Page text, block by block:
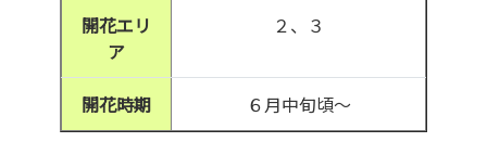
開花エリ
ア
２、３
開花時期 ６月中旬頃～